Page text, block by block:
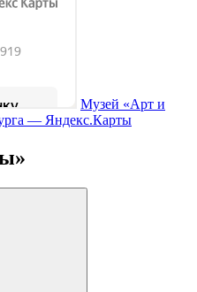
Музей «Арт и
— Яндекс.Карты